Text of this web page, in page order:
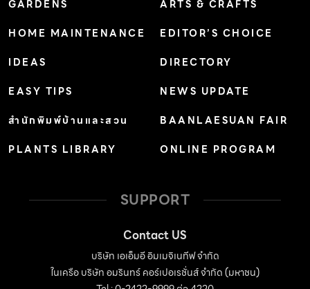
GARDENS
HOME MAINTENANCE
IDEAS
EASY TIPS
สำนักพิมพ์บ้านและสวน
PLANTS LIBRARY
ARTS & CRAFTS
EDITOR’S CHOICE
DIRECTORY
NEWS UPDATE
BAANLAESUAN FAIR
ONLINE PROGRAM
SUPPORT
Contact US
บริษัท เอเอ็มอี อิมเมจิเนทีฟ จำกัด
ในเครือ บริษัท อมรินทร์ คอร์เปอเรชั่นส์ จำกัด (มหาชน)